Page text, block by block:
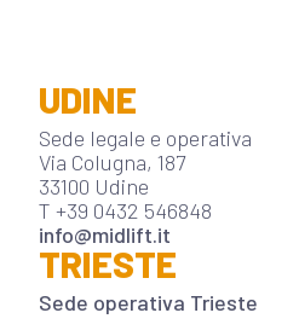
UDINE
Sede legale e operativa
Via Colugna, 187
33100 Udine
T +39 0432 546848
info@midlift.it
TRIESTE
Sede operativa Trieste